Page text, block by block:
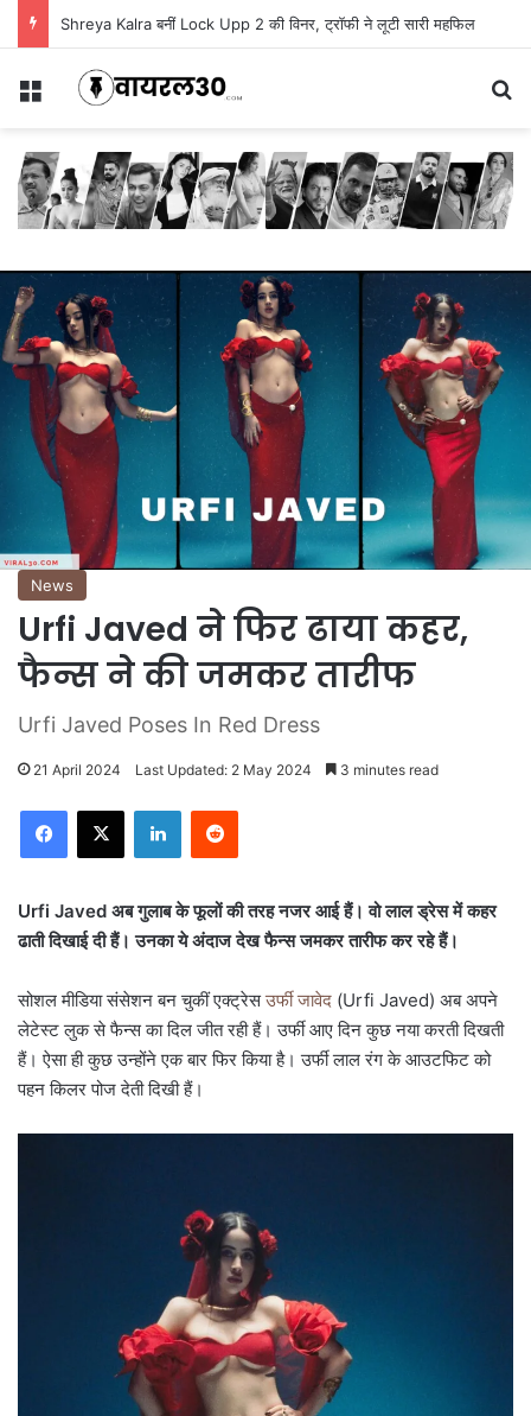
Shreya Kalra बनीं Lock Upp 2 की विनर, ट्रॉफी ने लूटी सारी महफिल
Menu
News
Urfi Javed ने फिर ढाया कहर,
फैन्स ने की जमकर तारीफ
Urfi Javed Poses In Red Dress
21 April 2024 Last Updated: 2 May 2024 3 minutes read
LinkedInReddit
Urfi Javed अब गुलाब के फूलों की तरह नजर आई हैं। वो लाल ड्रेस में कहर
ढाती दिखाई दी हैं। उनका ये अंदाज देख फैन्स जमकर तारीफ कर रहे हैं।
सोशल मीडिया संसेशन बन चुकीं एक्ट्रेसउर्फी जावेद (Urfi Javed) अब अपने
लेटेस्ट लुक से फैन्स का दिल जीत रही हैं। उर्फी आए दिन कुछ नया करती दिखती
हैं। ऐसा ही कुछ उन्होंने एक बार फिर किया है। उर्फी लाल रंग के आउटफिट को
पहन किलर पोज देती दिखी हैं।